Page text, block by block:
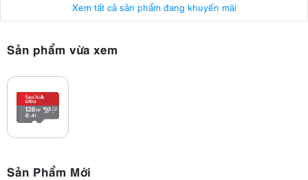
Xem tất cả sản phẩm đang khuyến mãi
Sản phẩm vừa xem
Sản Phẩm Mới